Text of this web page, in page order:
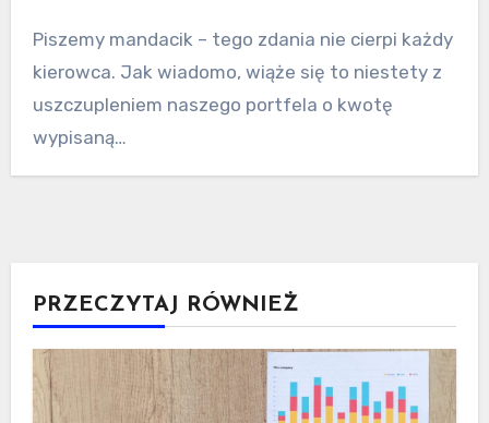
Piszemy mandacik – tego zdania nie cierpi każdy
kierowca. Jak wiadomo, wiąże się to niestety z
uszczupleniem naszego portfela o kwotę
wypisaną…
PRZECZYTAJ RÓWNIEŻ